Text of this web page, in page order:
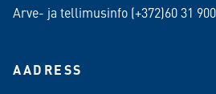
Arve- ja tellimusinfo (+372)60 31
AADRESS